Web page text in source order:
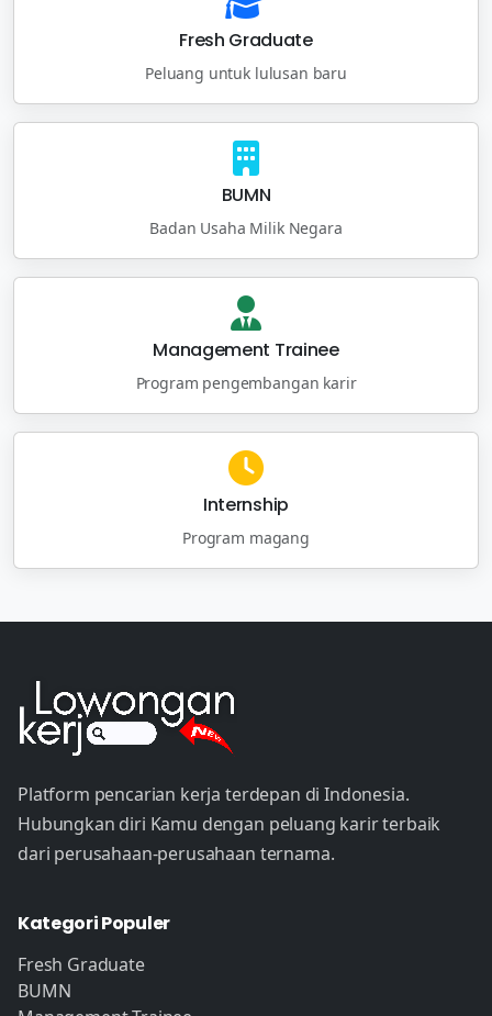
Fresh Graduate
Peluang untuk lulusan baru
BUMN
Badan Usaha Milik Negara
Management Trainee
Program pengembangan karir
Internship
Program magang
Platform pencarian kerja terdepan di Indonesia.
Hubungkan diri Kamu dengan peluang karir terbaik
dari perusahaan-perusahaan ternama.
Kategori Populer
Fresh Graduate
BUMN